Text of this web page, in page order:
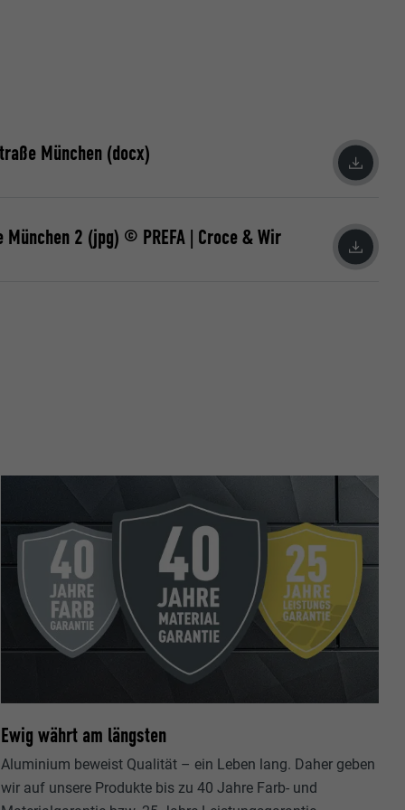
München (docx)
München 2 (jpg) © PREFA | Croce & Wir
Ewig währt am längsten
Aluminium beweist Qualität – ein Leben lang. Daher geben
wir auf unsere Produkte bis zu 40 Jahre Farb- und